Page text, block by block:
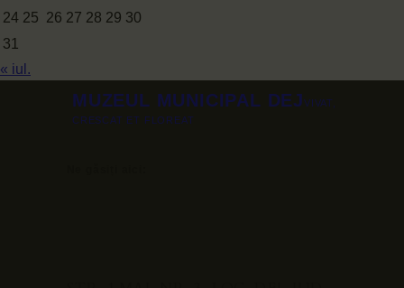
24 25 26 27 28 29 30
31
« iul.
MUZEUL MUNICIPAL DEJVIVAT,
CRESCAT ET FLOREAT